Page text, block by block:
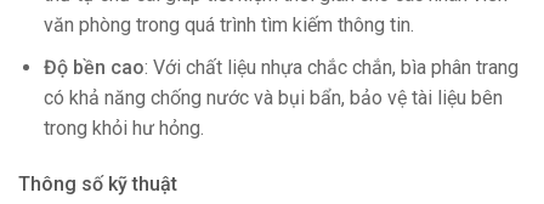
văn phòng trong quá trình tìm kiếm thông tin.
Độ bền cao: Với chất liệu nhựa chắc chắn, bìa phân trang
có khả năng chống nước và bụi bẩn, bảo vệ tài liệu bên
trong khỏi hư hỏng.
Thông số kỹ thuật